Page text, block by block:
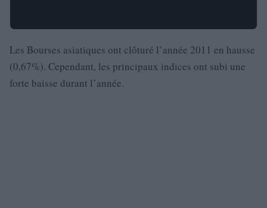
Les Bourses asiatiques ont clôturé l’année 2011 en hausse
(0,67%). Cependant, les principaux indices ont subi une
forte baisse durant l’année.